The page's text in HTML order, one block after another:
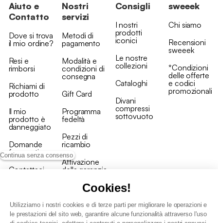
Continua senza consenso
Cookies!
Utilizziamo i nostri cookies e di terze parti per migliorare le operazioni e
le prestazioni del sito web, garantire alcune funzionalità attraverso l'uso
Aiuto e
Contatto
Dove si trova
il mio ordine?
Resi e
rimborsi
Richiami di
prodotto
Il mio
prodotto è
danneggiato
Domande
frequenti
Contattaci
Nostri
servizi
Metodi di
pagamento
Modalità e
condizioni di
consegna
Gift Card
Programma
fedeltà
Pezzi di
ricambio
Attivazione
della garanzia
Consigli
I nostri
prodotti
iconici
Le nostre
collezioni
Cataloghi
Divani
compressi
sottovuoto
sweeek
Chi siamo
Recensioni
sweeek
*Condizioni
delle offerte
e codici
promozionali